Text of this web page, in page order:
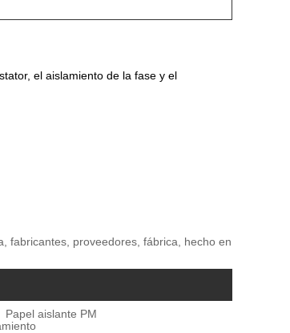
el aislamiento de la fase y el
fabricantes, proveedores, fábrica, hecho en
Papel aislante PM